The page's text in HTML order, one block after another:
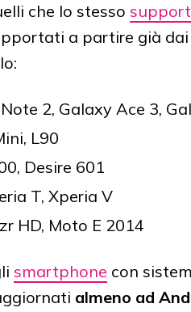
che lo stesso
a partire già
2, Galaxy Ace 3,
L90
Desire 601
T, Xperia V
HD, Moto E 2014
smartphone con
almeno ad